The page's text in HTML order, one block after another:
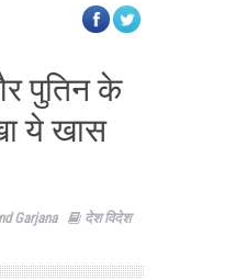
पुतिन के
ये खास
Garjana
देश विदेश